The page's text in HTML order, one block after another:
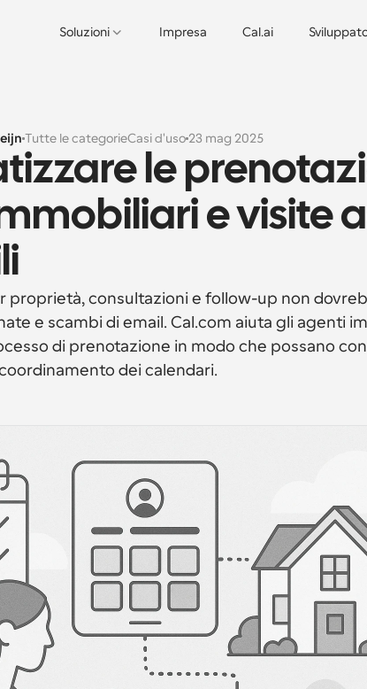
Soluzioni Impresa Cal.ai
Tutte le categorieCasi d'uso23 mag 2025
le
e visite
proprietà, consultazioni e follow-up non
e scambi di email. Cal.com aiuta gli agenti
di prenotazione in modo che possano
dei calendari.